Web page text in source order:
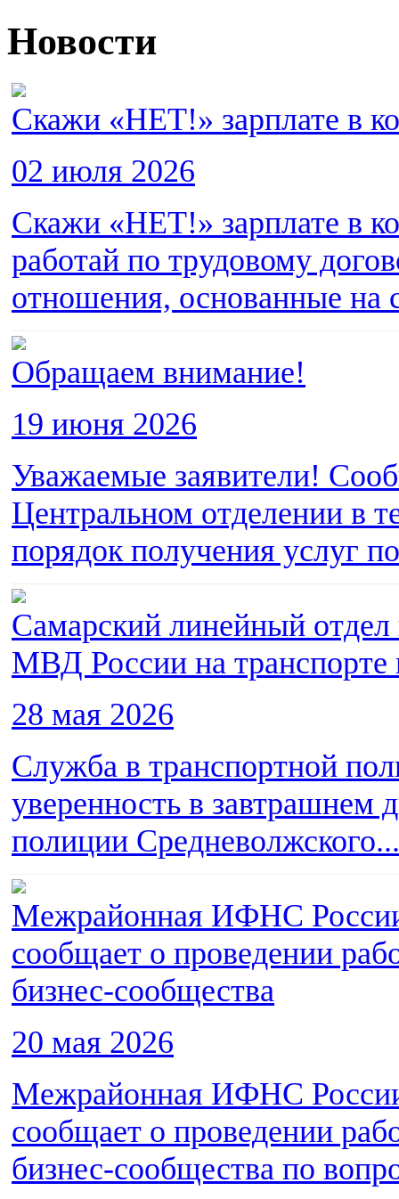
Новости
Скажи «НЕТ!» зарплате в
02 июля 2026
Скажи «НЕТ!» зарплате в
работай по трудовому
отношения, основанные на
Обращаем внимание!
19 июня 2026
Уважаемые заявители!
Центральном отделении в
порядок получения услуг
Самарский линейный
МВД России на транспорте
28 мая 2026
Служба в транспортной
уверенность в завтрашнем
полиции Средневолжского...
Межрайонная ИФНС
сообщает о проведении
бизнес-сообщества
20 мая 2026
Межрайонная ИФНС
сообщает о проведении
бизнес-сообщества по